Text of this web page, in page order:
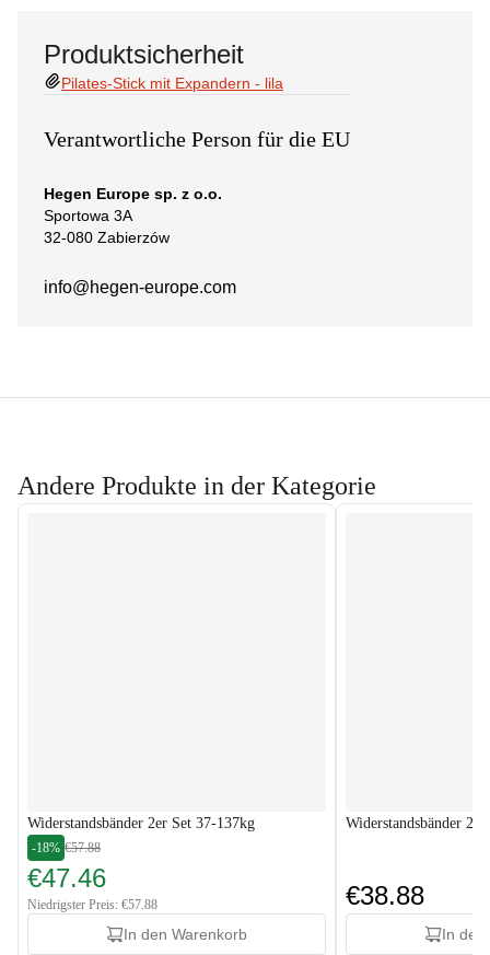
Produktsicherheit
Pilates-Stick mit Expandern - lila
Verantwortliche Person für die EU
Hegen Europe sp. z o.o.
Sportowa 3A
32-080 Zabierzów
info@hegen-europe.com
Andere Produkte in der Kategorie
Widerstandsbänder 2er Set 37-137kg
-18% €57.88
€47.46
Niedrigster Preis: €57.88
In den Warenkorb
Widerstandsbänder
€38.88
In den